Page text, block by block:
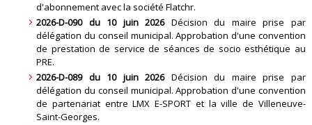
d'abonnement avec la société Flatchr.
2026-D-090 du 10 juin 2026Décision du maire prise par
délégation du conseil municipal. Approbation d'une convention
de prestation de service de séances de socio esthétique au
PRE.
2026-D-089 du 10 juin 2026Décision du maire prise par
délégation du conseil municipal. Approbation d'une convention
de partenariat entre LMX E-SPORT et la ville de Villeneuve-
Saint-Georges.